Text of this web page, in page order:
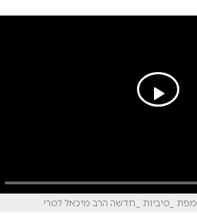
_סיביות _חדשה הרב מיכאל לסרי